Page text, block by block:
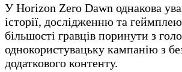
У Horizon Zero Dawn однакова
історії, дослідженню та
більшості гравців поринути з
однокористувацьку кампанію з
додаткового контенту.